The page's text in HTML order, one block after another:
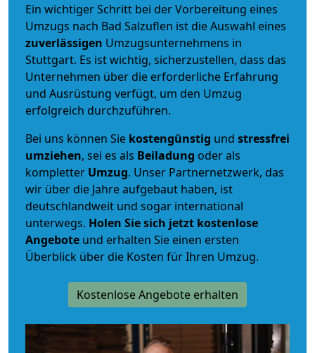
Ein wichtiger Schritt bei der Vorbereitung eines
Umzugs nach Bad Salzuflen ist die Auswahl eines
zuverlässigen Umzugsunternehmens in
Stuttgart. Es ist wichtig, sicherzustellen, dass das
Unternehmen über die erforderliche Erfahrung
und Ausrüstung verfügt, um den Umzug
erfolgreich durchzuführen.
Bei uns können Sie kostengünstig und stressfrei
umziehen, sei es als Beiladung oder als
kompletter Umzug. Unser Partnernetzwerk, das
wir über die Jahre aufgebaut haben, ist
deutschlandweit und sogar international
unterwegs. Holen Sie sich jetzt kostenlose
Angebote und erhalten Sie einen ersten
Überblick über die Kosten für Ihren Umzug.
Kostenlose Angebote erhalten